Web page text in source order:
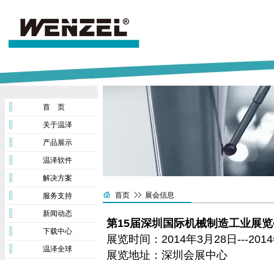
首 页
关于温泽
产品展示
温泽软件
解决方案
服务支持
新闻动态
下载中心
温泽全球
首页 展会信息
第15届深圳国际机械制造工业展
展览时间：2014年3月28日---
展览地址：深圳会展中心